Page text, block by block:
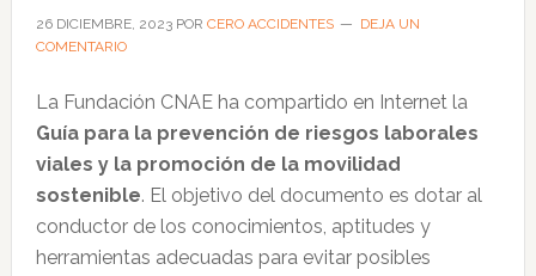
motoristas
26 DICIEMBRE, 2023POR CERO ACCIDENTES
DEJA UN
COMENTARIO
La Fundación CNAE ha compartido en Internet la
Guía para la prevención de riesgos laborales
viales y la promoción de la movilidad
sostenible. El objetivo del documento es dotar al
conductor de los conocimientos, aptitudes y
herramientas adecuadas para evitar posibles